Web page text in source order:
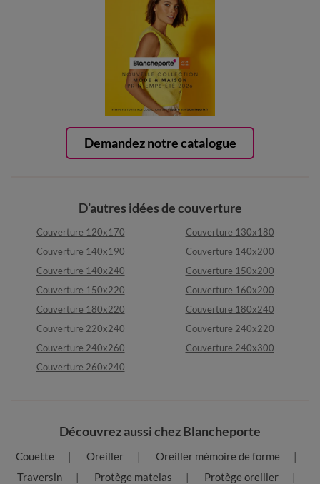
Demandez notre catalogue
D’autres idées de couverture
Couverture 120x170
Couverture 130x180
Couverture 140x190
Couverture 140x200
Couverture 140x240
Couverture 150x200
Couverture 150x220
Couverture 160x200
Couverture 180x220
Couverture 180x240
Couverture 220x240
Couverture 240x220
Couverture 240x260
Couverture 240x300
Couverture 260x240
Découvrez aussi chez Blancheporte
Couette Oreiller
Oreiller mémoire de forme
Traversin
Protège matelas
Protège oreiller